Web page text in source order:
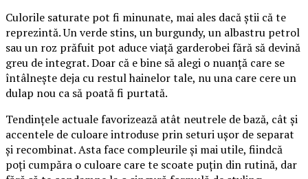
Culorile saturate pot fi minunate, mai ales dacă știi că te
reprezintă. Un verde stins, un burgundy, un albastru petrol
sau un roz prăfuit pot aduce viață garderobei fără să devină
greu de integrat. Doar că e bine să alegi o nuanță care se
întâlnește deja cu restul hainelor tale, nu una care cere un
dulap nou ca să poată fi purtată.
Tendințele actuale favorizează atât neutrele de bază, cât și
accentele de culoare introduse prin seturi ușor de separat
și recombinat. Asta face compleurile și mai utile, fiindcă
poți cumpăra o culoare care te scoate puțin din rutină, dar